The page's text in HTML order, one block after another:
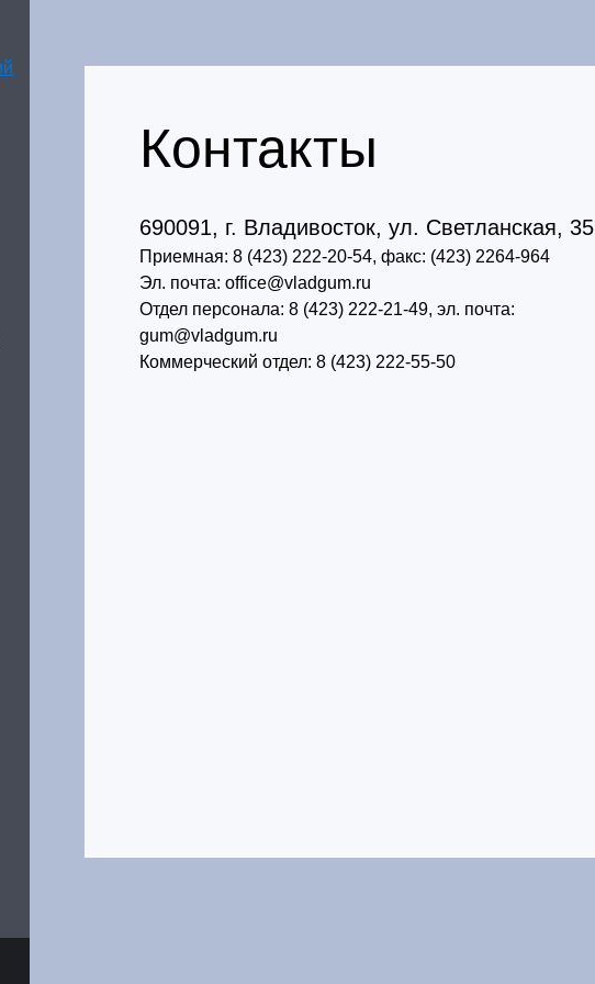
Контакты
690091, г. Владивосток, ул. Светланская, 35
Приемная: 8 (423) 222-20-54, факс: (423) 2264-964
Эл. почта: office@vladgum.ru
Отдел персонала: 8 (423) 222-21-49, эл. почта:
gum@vladgum.ru
Коммерческий отдел: 8 (423) 222-55-50